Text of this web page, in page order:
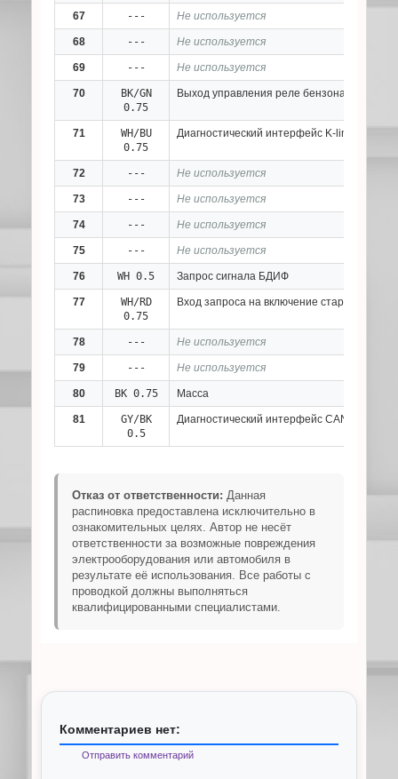
67 --- Не используется
68 --- Не используется
69 --- Не используется
70
BK/GN
0.75
Выход управления реле бензонасоса
71
WH/BU
0.75
Диагностический интерфейс K-line
72 --- Не используется
73 --- Не используется
74 --- Не используется
75 --- Не используется
76 WH 0.5 Запрос сигнала БДИФ
77
WH/RD
0.75
Вход запроса на включение стартера КЛ50
78 --- Не используется
79 --- Не используется
80 BK 0.75 Масса
81
GY/BK
0.5
Диагностический интерфейс CAN-L
Отказ от ответственности: Данная
распиновка предоставлена исключительно в
ознакомительных целях. Автор не несёт
ответственности за возможные повреждения
электрооборудования или автомобиля в
результате её использования. Все работы с
проводкой должны выполняться
квалифицированными специалистами.
Комментариев нет:
Отправить комментарий